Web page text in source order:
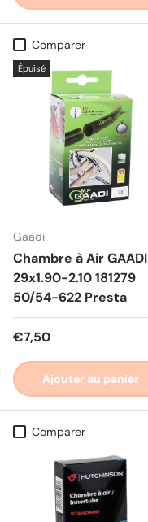
Comparer
Épuisé
Gaadi
Chambre à Air GAADI
29x1.90-2.10 181279
50/54-622 Presta
Prix habituel
€7,50
Ajouter au panier
Comparer